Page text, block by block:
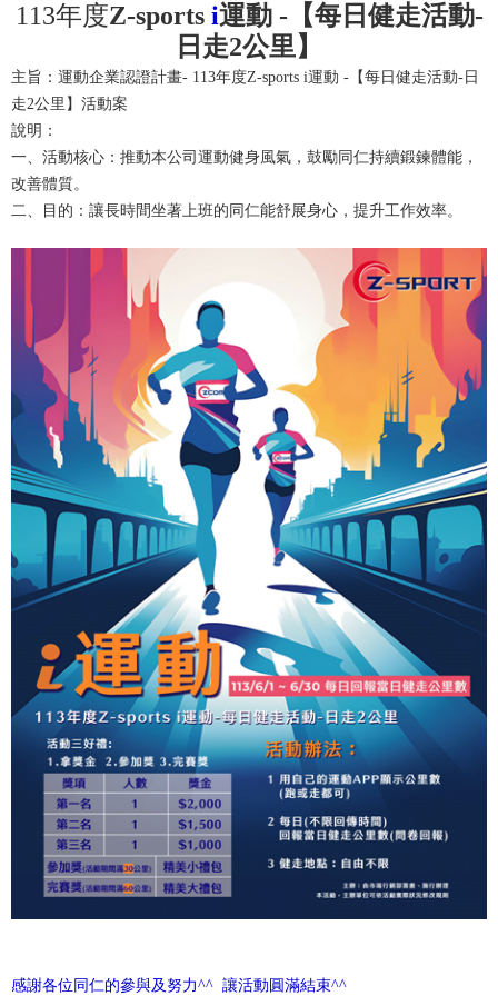
113年度Z-sports i運動 -【每日健走活動-
日走2公里】
主旨：運動企業認證計畫- 113年度Z-sports i運動 -【每日健走活動-日
走2公里】活動案
說明：
一、活動核心：推動本公司運動健身風氣，鼓勵同仁持續鍛鍊體能，
改善體質。
二、目的：讓長時間坐著上班的同仁能舒展身心，提升工作效率。
感謝各位同仁的參與及努力^^ 讓活動圓滿結束^^